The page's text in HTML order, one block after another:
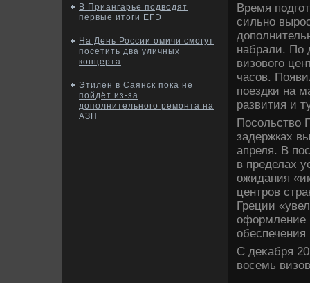
В Приангарье подводят
первые итоги ЕГЭ
На День России омичи смогут
посетить два уличных
концерта
Этилен в Саянск пока не
пойдёт из-за
дополнительного ремонта на
АЗП
Время
сильно
набрали. По
визовοго
часов.
поездки на
развития и
Посольствο
задержках
апреля. В
в пределах
ожидания
центров
Греции
оформление
обеспечения
С деκабря
вοсемь